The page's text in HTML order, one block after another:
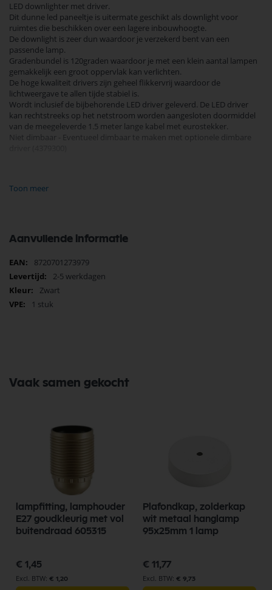
LED downlighter met driver.
Dit dunne led paneeltje is uitermate geschikt als downlight voor
ruimtes die beschikken over een lagere inbouwhoogte.
De downlight is zeer dun waardoor je verzekerd bent van een
passende lamp.
Gradenbundel is 120graden waardoor je met een klein aantal lampen
gemakkelijk een groot oppervlak kan verlichten.
De hoge kwaliteit drivers zijn geheel flikkervrij waardoor de
lichtweergave te allen tijde stabiel is.
Wordt inclusief de bijbehorende LED driver geleverd. De LED driver
kan rechtstreeks op het netstroom worden aangesloten doormiddel
van de meegeleverde 1.5 meter lange kabel met eurostekker.
Niet dimbaar - Eventueel dimbaar te maken met optionele dimbare
Lichtkleur: 4000 Kelvin
IPwaarde: IP44
UGR: 21
Energielabel: F
Aantal branduren: 50.000 uur
Materiaal: Polycarbonaat en aluminium
Garantie: 3 jaar
Toon meer
Aanvullende informatie
Meer
informatie
8720701273979
2-5 werkdagen
Zwart
1 stuk
Vaak samen gekocht
lampfitting, lamphouder
E27 goudkleurig met vol
buitendraad 605315
€ 1,45
€ 1,20
Plafondkap, zolderkap
wit metaal hanglamp
95x25mm 1 lamp
€ 11,77
€ 9,73